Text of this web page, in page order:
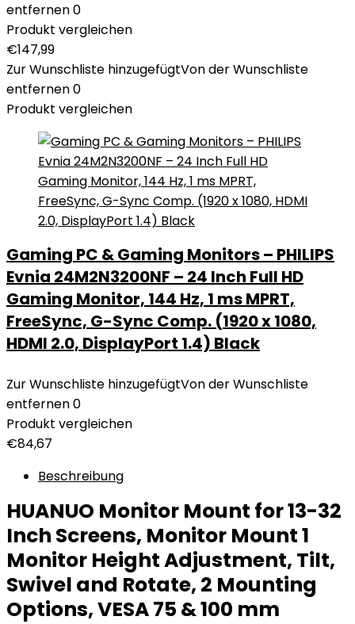
entfernen0
Produkt vergleichen
€147,99
Zur Wunschliste hinzugefügtVon der Wunschliste
entfernen0
Produkt vergleichen
Gaming PC & Gaming Monitors – PHILIPS
Evnia 24M2N3200NF – 24 Inch Full HD
Gaming Monitor, 144 Hz, 1 ms MPRT,
FreeSync, G-Sync Comp. (1920 x 1080,
HDMI 2.0, DisplayPort 1.4) Black
Zur Wunschliste hinzugefügtVon der Wunschliste
entfernen0
Produkt vergleichen
€84,67
Beschreibung
HUANUO Monitor Mount for 13-32
Inch Screens, Monitor Mount 1
Monitor Height Adjustment, Tilt,
Swivel and Rotate, 2 Mounting
Options, VESA 75 & 100 mm